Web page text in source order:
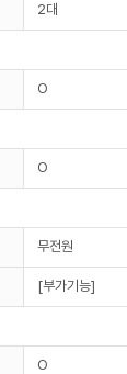
2대
O
O
무전원
[부가기능]
O